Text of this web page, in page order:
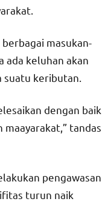
masukan-
ada keluhan akan
suatu keributan.
dengan baik
tandas
pengawasan
turun naik